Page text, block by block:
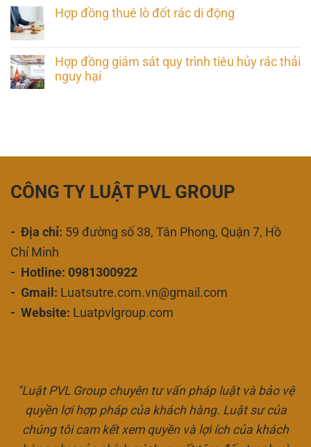
Hợp đồng thuê lò đốt rác di động
Hợp đồng giám sát quy trình tiêu hủy rác thải
nguy hại
CÔNG TY LUẬT PVL GROUP
- Địa chỉ: 59 đường số 38, Tân Phong, Quận 7, Hồ
Chí Minh
- Hotline: 0981300922
- Gmail: Luatsutre.com.vn@gmail.com
- Website: Luatpvlgroup.com
"Luật PVL Group chuyên tư vấn pháp luật và bảo vệ
quyền lợi hợp pháp của khách hàng. Luật sư của
chúng tôi cam kết xem quyền và lợi ích của khách